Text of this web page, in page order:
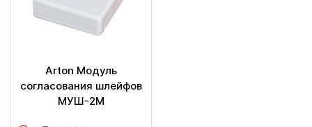
Arton Модуль
согласования шлейфов
МУШ-2М